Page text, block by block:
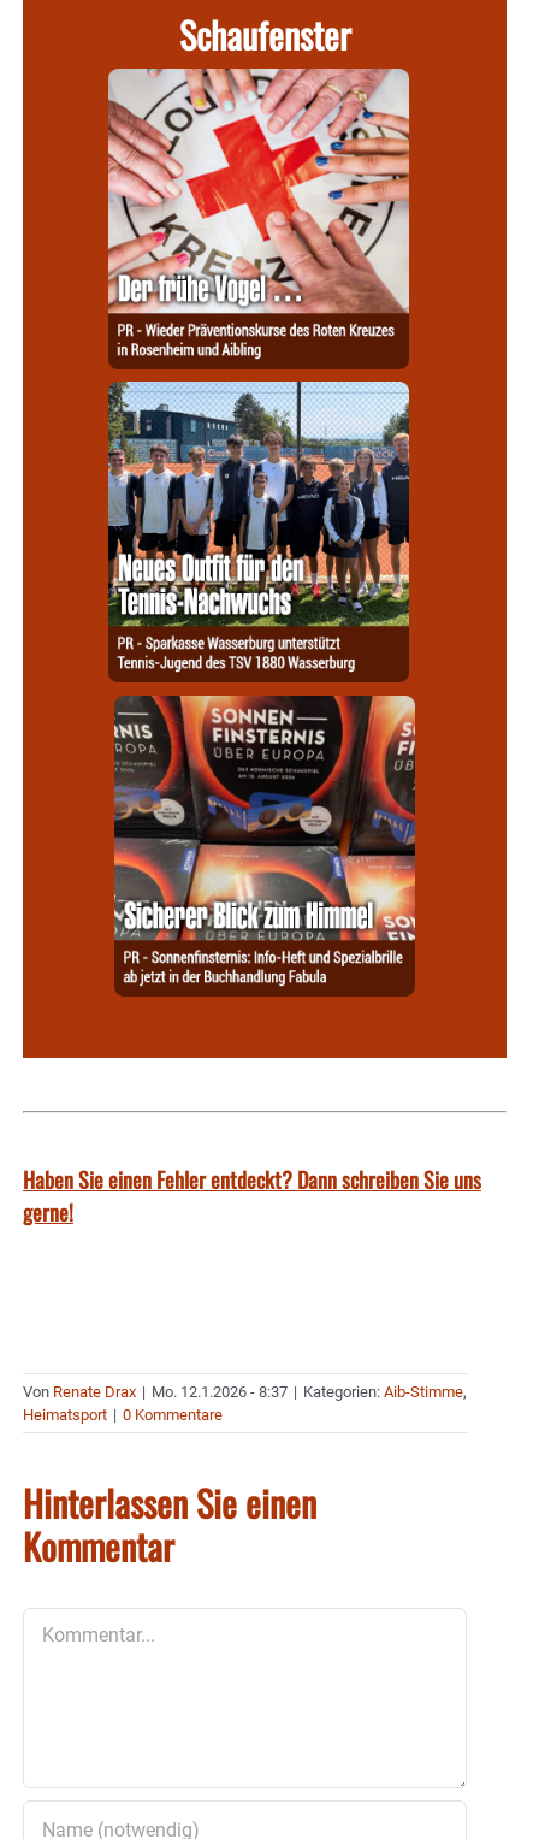
Schaufenster
Haben Sie einen Fehler entdeckt? Dann schreiben Sie uns
gerne!
Von Renate Drax | Mo. 12.1.2026 - 8:37 | Kategorien: Aib-Stimme,
Heimatsport | 0 Kommentare
Hinterlassen Sie einen
Kommentar